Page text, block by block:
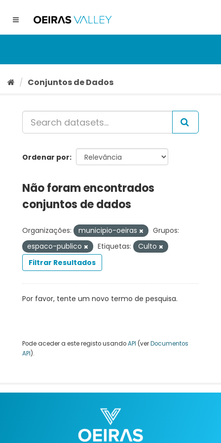
conteúdo
Toggle
Conjuntos de Dados
Ordenar por
Não foram encontrados
conjuntos de dados
Organizações: municipio-oeiras
Grupos:
espaco-publico
Etiquetas:
Culto
Filtrar Resultados
Por favor, tente um novo termo de pesquisa.
Pode aceder a este registo usandoAPI (verDocumentos
API).